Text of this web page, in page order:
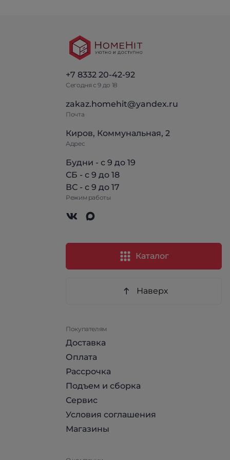
+7 8332 20-42-92
Сегодня с 9 до 18
zakaz.homehit@yandex.ru
Почта
Киров, Коммунальная, 2
Адрес
Будни - с 9 до 19
СБ - с 9 до 18
ВС - с 9 до 17
Режим работы
Каталог
Наверх
Покупателям
Доставка
Оплата
Рассрочка
Подъем и сборка
Сервис
Условия соглашения
Магазины